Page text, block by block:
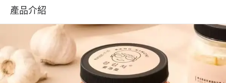
產品介紹